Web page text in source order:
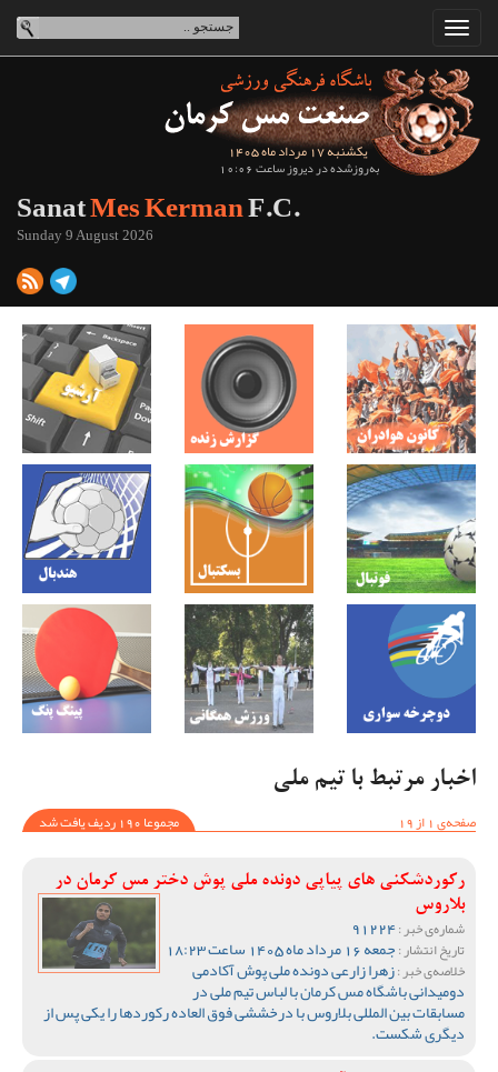
یکشنبه 17 مرداد ماه 1405
به‌روزشده در دیروز ساعت 10:06
SanatMes KermanF.C.
Sunday 9 August 2026
اخبار مرتبط با تیم ملی
صفحه‌ی 1 از 19
مجموعا 190 ردیف یافت شد
رکوردشکنی های پیاپی دونده ملی پوش دختر مس کرمان در
بلاروس
شماره‌ی خبر :
تاریخ انتشار :جمعه 16 مرداد ماه 1405 ساعت 18:23
خلاصه‌ی خبر :زهرا زارعی دونده ملی پوش آکادمی
دومیدانی باشگاه مس کرمان با لباس تیم ملی در
مسابقات بین المللی بلاروس با درخششی فوق العاده رکوردها را یکی پس از
دیگری شکست.